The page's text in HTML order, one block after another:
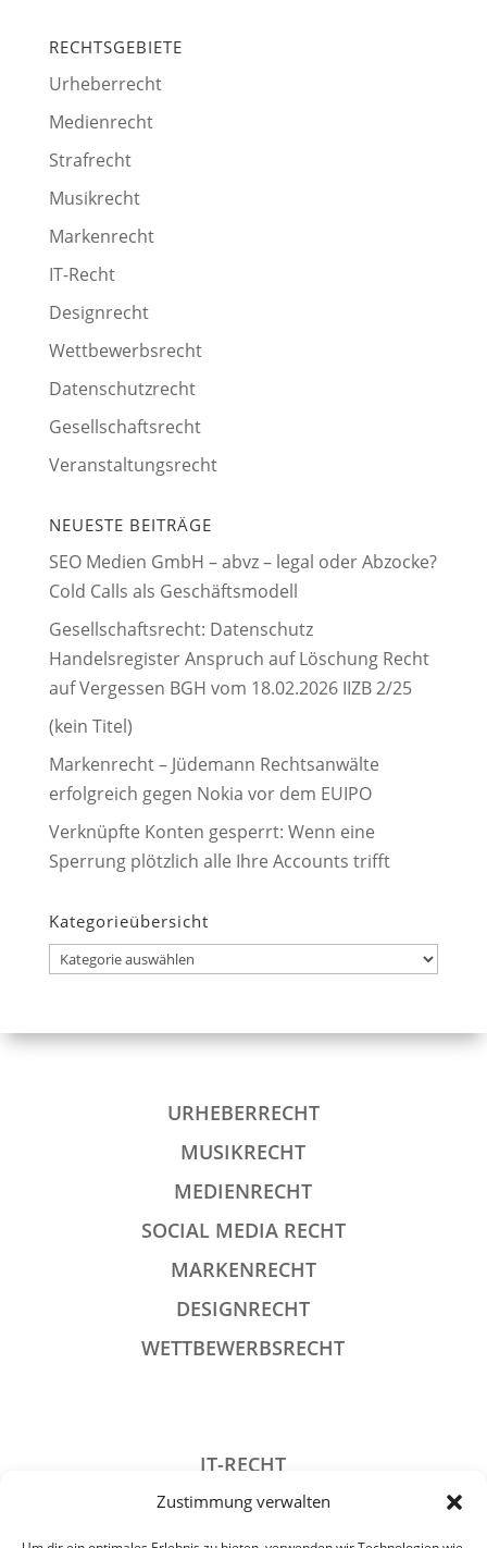
Zustimmung verwalten
RECHTSGEBIETE
Urheberrecht
Medienrecht
Strafrecht
Musikrecht
Markenrecht
IT-Recht
Designrecht
Wettbewerbsrecht
Datenschutzrecht
Gesellschaftsrecht
Veranstaltungsrecht
NEUESTE BEITRÄGE
SEO Medien GmbH – abvz – legal oder Abzocke?
Cold Calls als Geschäftsmodell
Gesellschaftsrecht: Datenschutz
Handelsregister Anspruch auf Löschung Recht
auf Vergessen BGH vom 18.02.2026 IIZB 2/25
(kein Titel)
Markenrecht – Jüdemann Rechtsanwälte
erfolgreich gegen Nokia vor dem EUIPO
Verknüpfte Konten gesperrt: Wenn eine
Sperrung plötzlich alle Ihre Accounts trifft
Kategorieübersicht
Kategorieübersicht
URHEBERRECHT
MUSIKRECHT
MEDIENRECHT
SOCIAL MEDIA RECHT
MARKENRECHT
DESIGNRECHT
WETTBEWERBSRECHT
IT-RECHT
DATENSCHUTZRECHT